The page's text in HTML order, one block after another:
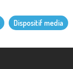
Dispositif media